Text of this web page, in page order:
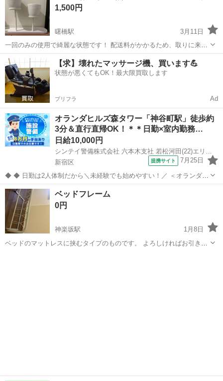
スにはボックスシート...
1,500円
曙橋駅
3月11日
一回のみの使用で綺麗な状態です！ 配送料がかかるため、取りに来て
いただける方のみお譲りします！ 購入いただける方に場所をお伝えさ
せていただきます★ #観葉植物 #高級感 #おしゃれ
東京 新宿区 曙橋駅 寝具 プランター
【求】壊れたマッサージ機、買います💪
状態が悪くてもOK！最大限買取します
プリフラ Ad
オランダヒルズ森タワー「神谷町駅」徒歩約
3分＆直行直帰OK！＊＊日勤×室内勤務…
日給10,000円
新宿区
提携サイト 7月25日
◆ ◆ 日勤は2人体制だから＼未経験でも始めやすい！／ ＜オランダヒ
ルズ森タワーで施設警備をお任せ＞ 日勤のみ＆週3日～OKの自由シフ
ト制 プライベートとの両立もバッチリ！ アクセス抜群で通勤も楽チン
です♪ ＼未経験ス...
東京 新宿区 警備員
ベッドフレーム
0円
神楽坂駅
1月8日
ベッドのマットレスに挟むタイプのものです。 よろしければお引き取